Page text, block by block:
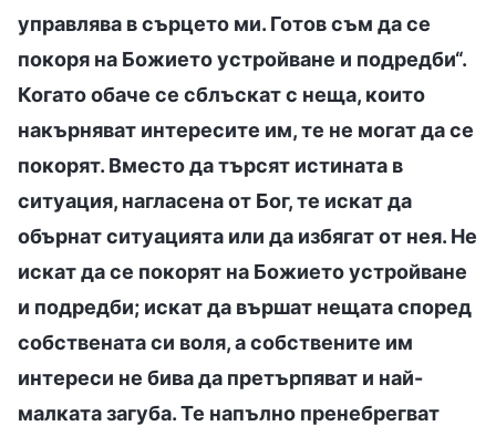
управлява в сърцето ми. Готов съм да се
покоря на Божието устройване и подредби“.
Когато обаче се сблъскат с неща, които
накърняват интересите им, те не могат да се
покорят. Вместо да търсят истината в
ситуация, нагласена от Бог, те искат да
обърнат ситуацията или да избягат от нея. Не
искат да се покорят на Божието устройване
и подредби; искат да вършат нещата според
собствената си воля, а собствените им
интереси не бива да претърпяват и най-
малката загуба. Те напълно пренебрегват